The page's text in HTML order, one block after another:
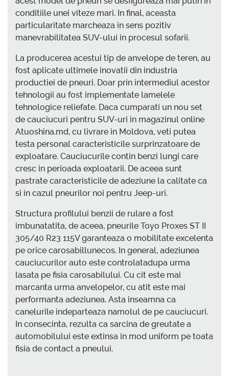
conditiile unei viteze mari. In final, aceasta
particularitate marcheaza in sens pozitiv
manevrabilitatea SUV-ului in procesul sofarii.
La producerea acestui tip de anvelope de teren, au
fost aplicate ultimele inovatii din industria
productiei de pneuri. Doar prin intermediul acestor
tehnologii au fost implementate lamelele
tehnologice reliefate. Daca cumparati un nou set
de cauciucuri pentru SUV-uri in magazinul online
Atuoshina.md, cu livrare in Moldova, veti putea
testa personal caracteristicile surprinzatoare de
exploatare. Cauciucurile contin benzi lungi care
cresc in perioada exploatarii. De aceea sunt
pastrate caracteristicile de adeziune la calitate ca
si in cazul pneurilor noi pentru Jeep-uri.
Structura profilului benzii de rulare a fost
imbunatatita, de aceea, pneurile Toyo Proxes ST II
305/40 R23 115V garanteaza o mobilitate excelenta
pe orice carosabillunecos. In general, adeziunea
cauciucurilor auto este controlatadupa urma
lasata pe fisia carosabilului. Cu cit este mai
marcanta urma anvelopelor, cu atit este mai
performanta adeziunea. Asta inseamna ca
canelurile indeparteaza namolul de pe cauciucuri.
In consecinta, rezulta ca sarcina de greutate a
automobilului este extinsa in mod uniform pe toata
fisia de contact a pneului.